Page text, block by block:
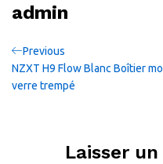
admin
Navigation
de
Previous
Post
Previous
NZXT H9 Flow Blanc Boîtier
verre trempé
Laisser